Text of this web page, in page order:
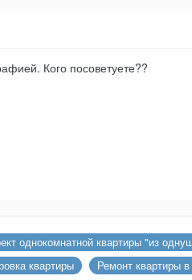
Кого посоветуете??
однокомнатной квартиры "из
квартиры
Ремонт квартиры